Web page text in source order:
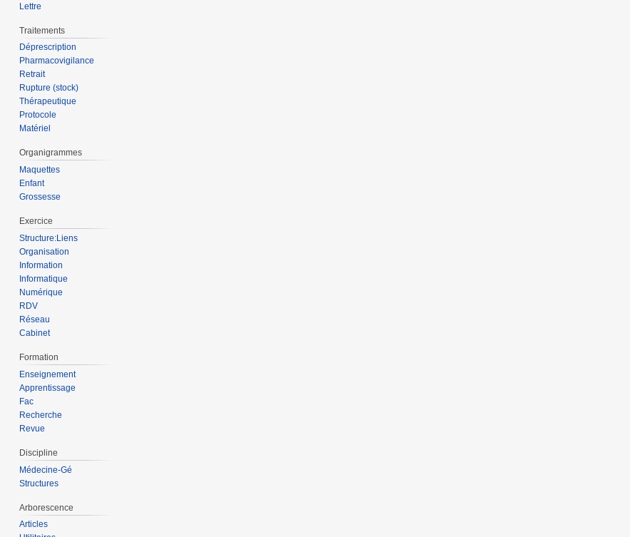
Lettre
Traitements
Déprescription
Pharmacovigilance
Retrait
Rupture (stock)
Thérapeutique
Protocole
Matériel
Organigrammes
Maquettes
Enfant
Grossesse
Exercice
Structure:Liens
Organisation
Information
Informatique
Numérique
RDV
Réseau
Cabinet
Formation
Enseignement
Apprentissage
Fac
Recherche
Revue
Discipline
Médecine-Gé
Structures
Arborescence
Articles